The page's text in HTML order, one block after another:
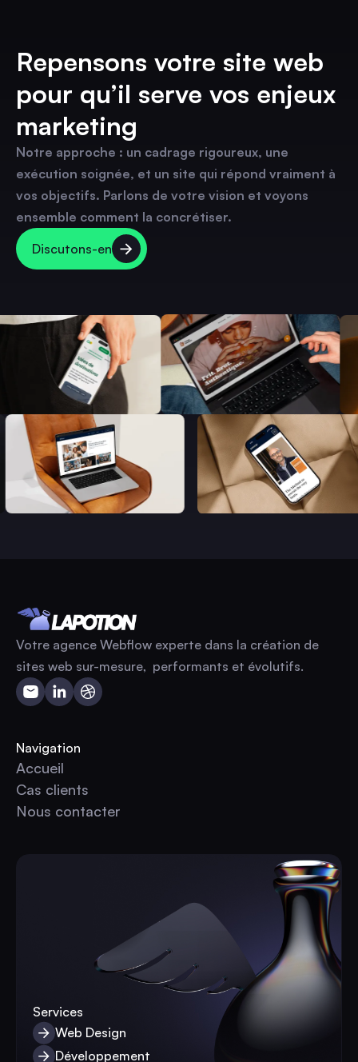
Repensons votre site web
pour qu’il serve vos enjeux
marketing
Notre approche : un cadrage rigoureux, une
exécution soignée, et un site qui répond vraiment à
vos objectifs. Parlons de votre vision et voyons
ensemble comment la concrétiser.
Discutons-en
Votre agence Webflow experte dans la création de
sites web sur-mesure, performants et évolutifs.
Navigation
Accueil
Accueil
Cas clients
Cas clients
Nous contacter
Services
Web Design
Web Design
Développement